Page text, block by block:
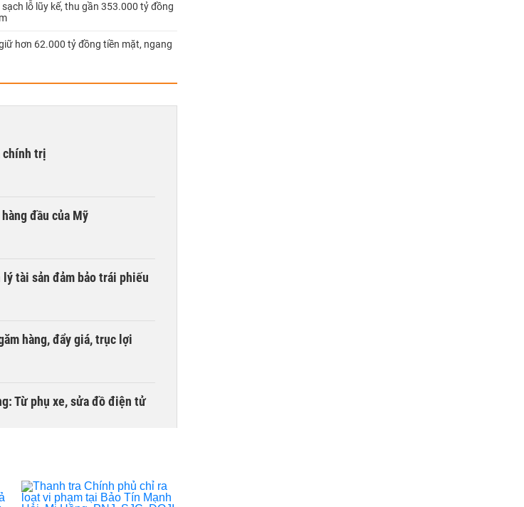
sạch lỗ lũy kế, thu gần 353.000 tỷ đồng
hơn 62.000 tỷ đồng tiền mặt, ngang
chính trị
đầu của Mỹ
tài sản đảm bảo trái phiếu
hàng, đẩy giá, trục lợi
Từ phụ xe, sửa đồ điện tử